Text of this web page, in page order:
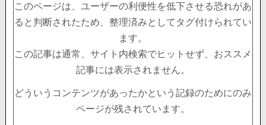
このページは、ユーザーの利便性を低下させる恐れがあ
ると判断されたため、整理済みとしてタグ付けられてい
ます。
この記事は通常、サイト内検索でヒットせず、おススメ
記事には表示されません。
どういうコンテンツがあったかという記録のためにのみ
ページが残されています。